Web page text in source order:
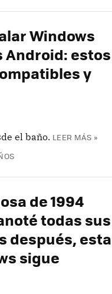
Windows
Android: estos
y
el baño. LEER MÁS »
de 1994
todas sus
después, esta
sigue